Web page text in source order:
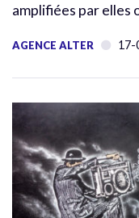
amplifiées par elles
AGENCE ALTER 17-